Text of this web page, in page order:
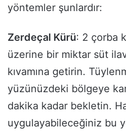
yöntemler şunlardır:
Zerdeçal Kürü: 2 çorba
üzerine bir miktar süt
kıvamına getirin.
yüzünüzdeki bölgeye
dakika kadar bekletin.
uygulayabileceğiniz bu